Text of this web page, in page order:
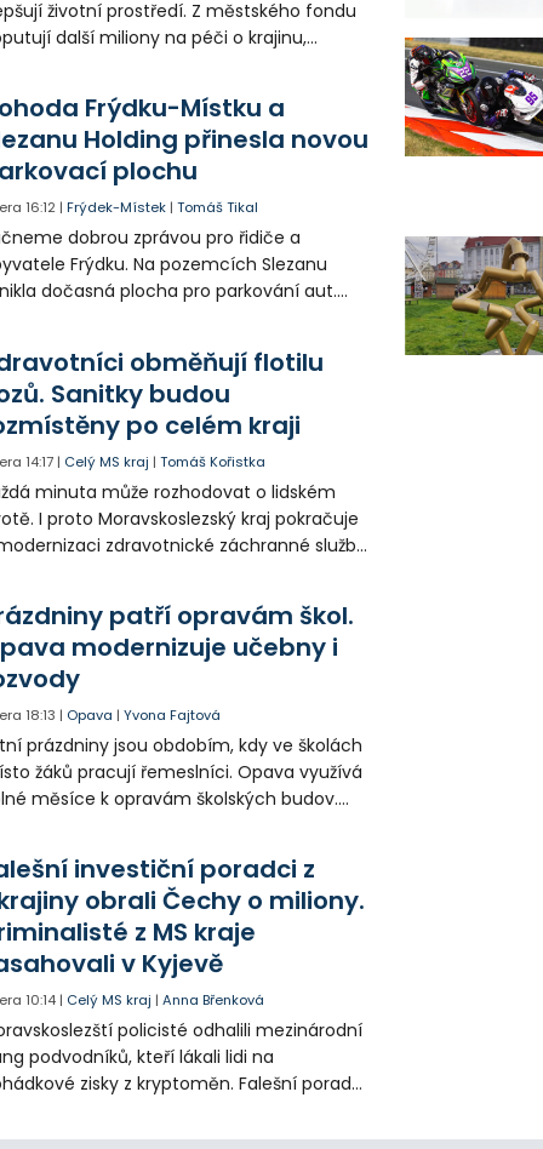
životní prostředí. Z městského fondu
další miliony na péči o krajinu,
Frýdku-Místku a
Holding přinesla novou
plochu
16:12 |Frýdek-Místek |Tomáš Tikal
dobrou zprávou pro řidiče a
Frýdku. Na pozemcích Slezanu
dočasná plocha pro parkování aut.
obměňují flotilu
Sanitky budou
po celém kraji
14:17 | Celý MS kraj |Tomáš Kořistka
minuta může rozhodovat o lidském
I proto Moravskoslezský kraj pokračuje
zdravotnické záchranné služby
patří opravám škol.
modernizuje učebny i
18:13 | Opava |Yvona Fajtová
prázdniny jsou obdobím, kdy ve školách
žáků pracují řemeslníci. Opava využívá
měsíce k opravám školských budov.
investiční poradci z
obrali Čechy o miliony.
z MS kraje
v Kyjevě
10:14 | Celý MS kraj |Anna Břenková
policisté odhalili mezinárodní
podvodníků, kteří lákali lidi na
zisky z kryptoměn. Falešní poradci
call centra a připravili Čechy o